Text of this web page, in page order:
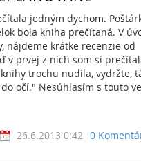
jedným dychom.
bola kniha prečítaná. V
nájdeme krátke recenzie od
v prvej z nich som si
trochu nudila, vydržte,
očí." Nesúhlasím s touto
26.6.2013 0:42 0